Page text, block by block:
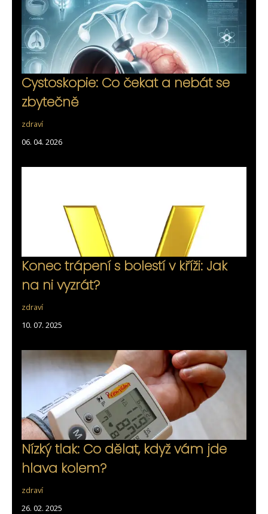
Cystoskopie: Co čekat a nebát se
zbytečně
zdraví
06. 04. 2026
Konec trápení s bolestí v kříži: Jak
na ni vyzrát?
zdraví
10. 07. 2025
Nízký tlak: Co dělat, když vám jde
hlava kolem?
zdraví
26. 02. 2025